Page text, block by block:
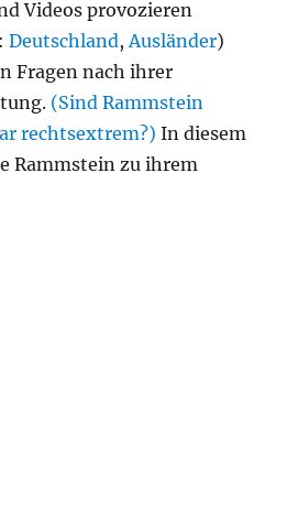
Videos provozieren
Deutschland,Ausländer)
Fragen nach ihrer
(Sind Rammstein
rechtsextrem?) In diesem
Rammstein zu ihrem